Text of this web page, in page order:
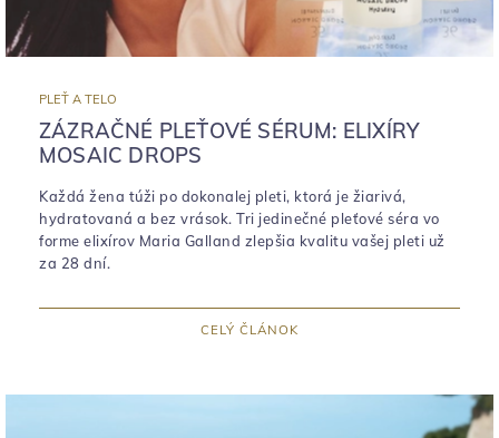
PLEŤ A TELO
ZÁZRAČNÉ PLEŤOVÉ SÉRUM: ELIXÍRY
MOSAIC DROPS
Každá žena túži po dokonalej pleti, ktorá je žiarivá,
hydratovaná a bez vrások. Tri jedinečné pleťové séra vo
forme elixírov Maria Galland zlepšia kvalitu vašej pleti už
za 28 dní.
CELÝ ČLÁNOK